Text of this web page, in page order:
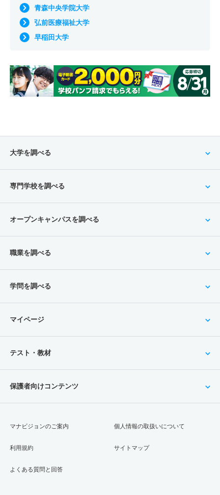
青森中央学院大学
弘前医療福祉大学
早稲田大学
大学を調べる
専門学校を調べる
オープンキャンパスを調べる
職業を調べる
学問を調べる
マイページ
テスト・教材
保護者向けコンテンツ
マナビジョンのご案内
利用規約
よくある質問と回答
個人情報の取扱いについて
サイトマップ